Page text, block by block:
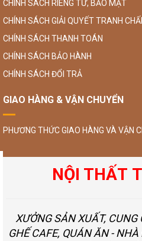
CHÍNH SÁCH RIÊNG TƯ, BẢO MẬT
CHÍNH SÁCH GIẢI QUYẾT TRANH
CHÍNH SÁCH THANH TOÁN
CHÍNH SÁCH BẢO HÀNH
CHÍNH SÁCH ĐỔI TRẢ
GIAO HÀNG & VẬN CHUYỂN
PHƯƠNG THỨC GIAO HÀNG VÀ VẬN
NỘI THẤT
XƯỞNG SẢN XUẤT,
GHẾ CAFE, QUÁN ĂN -